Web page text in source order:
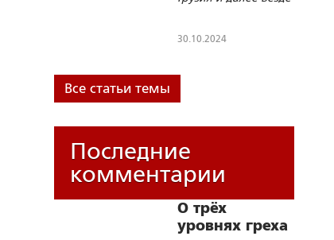
30.10.2024
Все статьи темы
Последние
комментарии
О трёх
уровнях греха